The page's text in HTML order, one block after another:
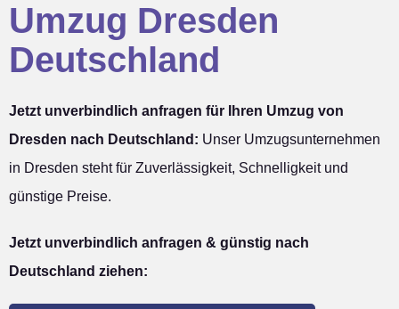
Umzug Dresden
Deutschland
Jetzt unverbindlich anfragen für Ihren Umzug von
Dresden nach Deutschland: Unser Umzugsunternehmen
in Dresden steht für Zuverlässigkeit, Schnelligkeit und
günstige Preise.
Jetzt unverbindlich anfragen & günstig nach
Deutschland ziehen: